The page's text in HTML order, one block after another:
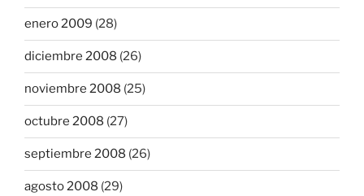
enero 2009 (28)
diciembre 2008 (26)
noviembre 2008 (25)
octubre 2008 (27)
septiembre 2008 (26)
agosto 2008 (29)